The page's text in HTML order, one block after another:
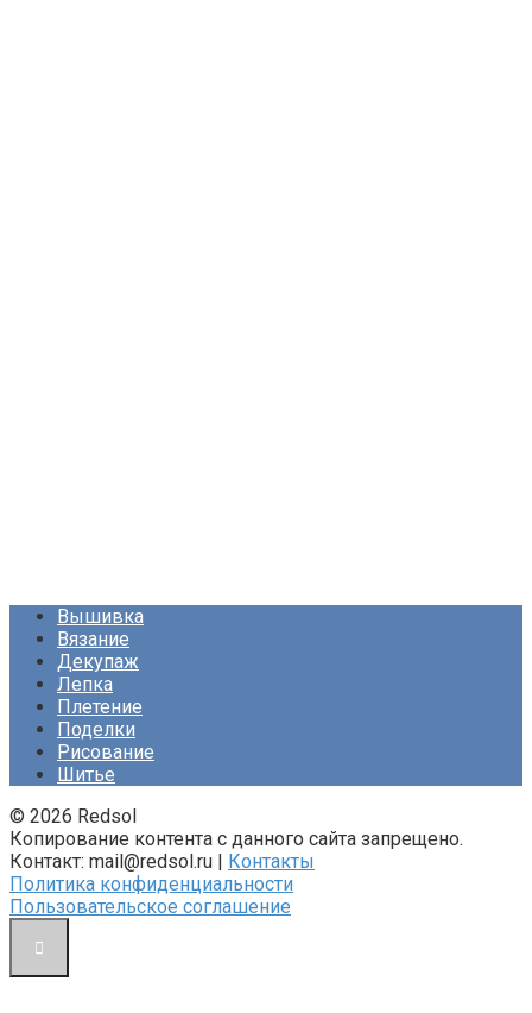
Вышивка
Вязание
Декупаж
Лепка
Плетение
Поделки
Рисование
Шитье
© 2026 Redsol
Копирование контента с данного сайта запрещено.
Контакт: mail@redsol.ru | Контакты
Политика конфиденциальности
Пользовательское соглашение